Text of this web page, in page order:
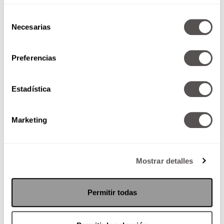
Necesarias
Preferencias
Estadística
Marketing
Mostrar detalles
Permitir todas
vamos a dejar marcado
#ConsultorioMoi con la